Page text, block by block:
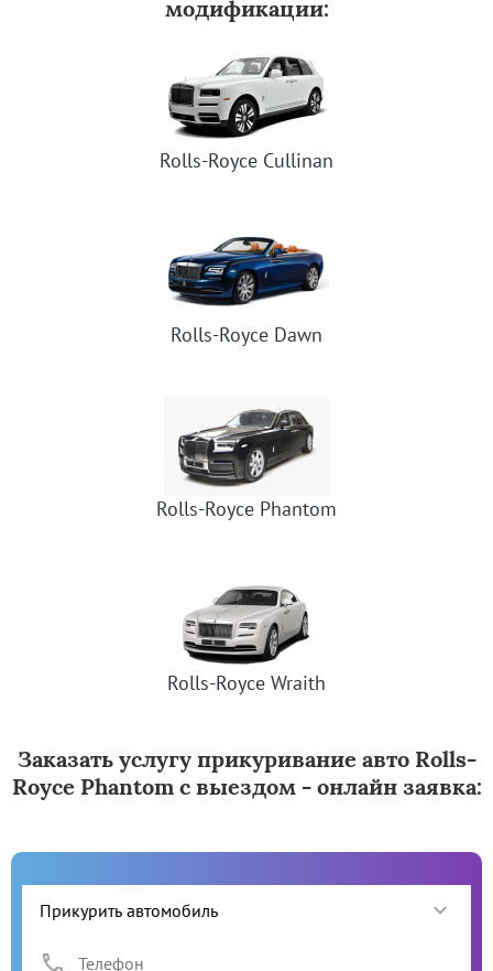
модификации:
Rolls-Royce Cullinan
Rolls-Royce Dawn
Rolls-Royce Phantom
Rolls-Royce Wraith
Заказать услугу прикуривание авто Rolls-
Royce Phantom с выездом - онлайн заявка: